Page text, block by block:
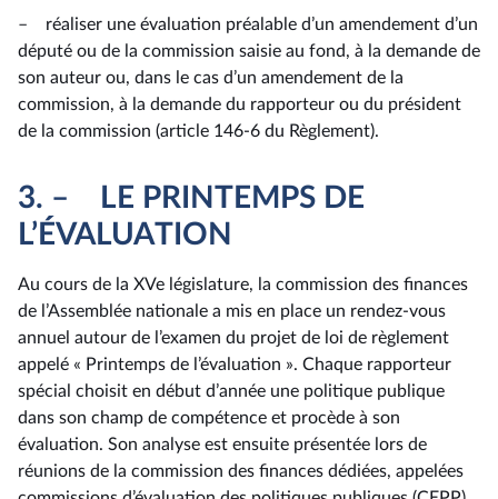
– réaliser une évaluation préalable d’un amendement d’un
député ou de la commission saisie au fond, à la demande de
son auteur ou, dans le cas d’un amendement de la
commission, à la demande du rapporteur ou du président
de la commission (article 146-6 du Règlement).
3. – LE PRINTEMPS DE
L’ÉVALUATION
Au cours de la XVe législature, la commission des finances
de l’Assemblée nationale a mis en place un rendez-vous
annuel autour de l’examen du projet de loi de règlement
appelé « Printemps de l’évaluation ». Chaque rapporteur
spécial choisit en début d’année une politique publique
dans son champ de compétence et procède à son
évaluation. Son analyse est ensuite présentée lors de
réunions de la commission des finances dédiées, appelées